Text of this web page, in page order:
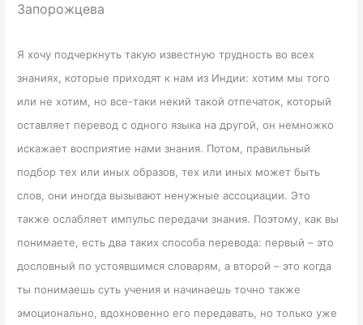
Запорожцева
Я хочу подчеркнуть такую известную трудность во всех
знаниях, которые приходят к нам из Индии: хотим мы того
или не хотим, но все-таки некий такой отпечаток, который
оставляет перевод с одного языка на другой, он немножко
искажает восприятие нами знания. Потом, правильный
подбор тех или иных образов, тех или иных может быть
слов, они иногда вызывают ненужные ассоциации. Это
также ослабляет импульс передачи знания. Поэтому, как вы
понимаете, есть два таких способа перевода: первый – это
дословный по устоявшимся словарям, а второй – это когда
ты понимаешь суть учения и начинаешь точно также
эмоционально, вдохновенно его передавать, но только уже